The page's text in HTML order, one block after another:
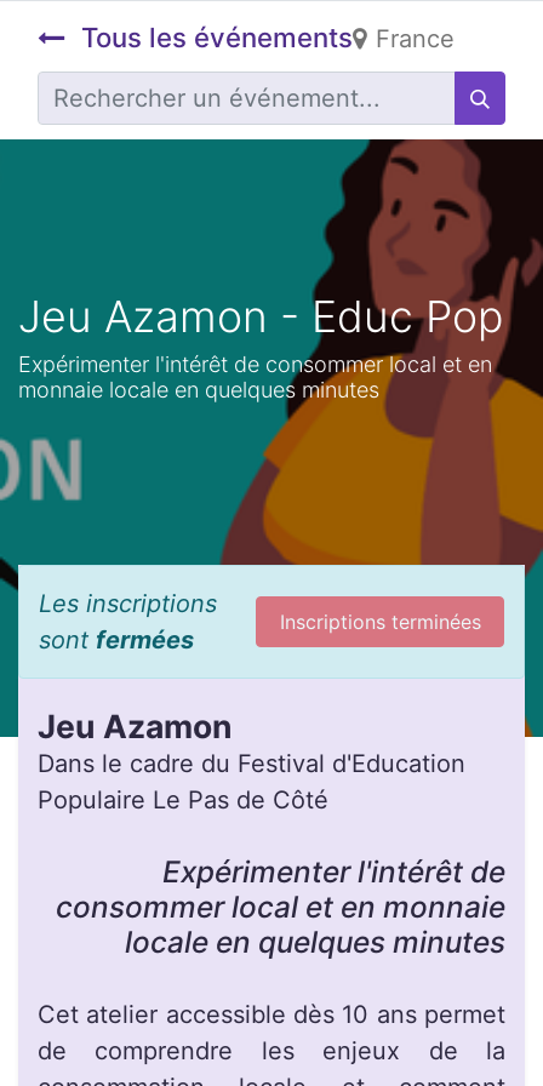
Tous les événements France
Jeu Azamon - Educ Pop
Expérimenter l'intérêt de consommer local et en
monnaie locale en quelques minutes
Les inscriptions
sont fermées
Inscriptions terminées
Jeu Azamon
Dans le cadre du Festival d'Education
Populaire Le Pas de Côté
Expérimenter l'intérêt de
consommer local et en monnaie
locale en quelques minutes
Cet atelier accessible dès 10 ans permet
de comprendre les enjeux de la